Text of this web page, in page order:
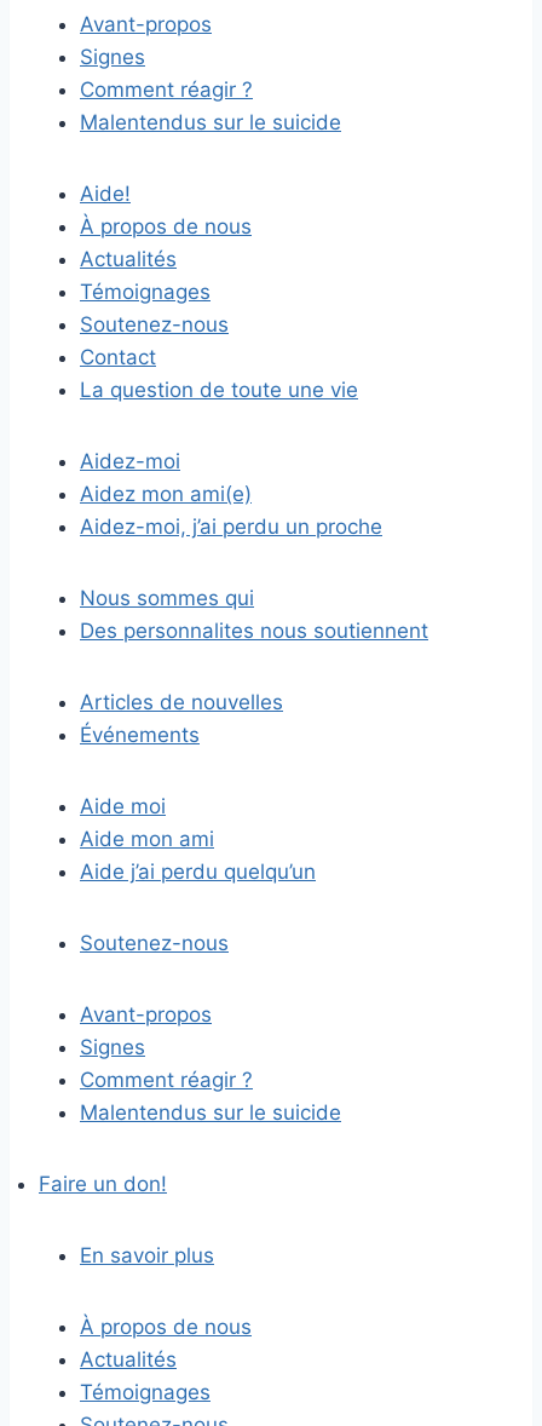
Avant-propos
Signes
Comment réagir ?
Malentendus sur le suicide
Aide!
À propos de nous
Actualités
Témoignages
Soutenez-nous
Contact
La question de toute une vie
Aidez-moi
Aidez mon ami(e)
Aidez-moi, j’ai perdu un proche
Nous sommes qui
Des personnalites nous soutiennent
Articles de nouvelles
Événements
Aide moi
Aide mon ami
Aide j’ai perdu quelqu’un
Soutenez-nous
Avant-propos
Signes
Comment réagir ?
Malentendus sur le suicide
Faire un don!
En savoir plus
À propos de nous
Actualités
Témoignages